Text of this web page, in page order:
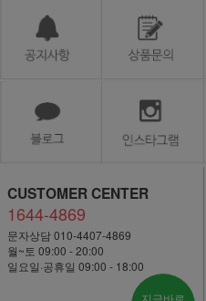
CUSTOMER CENTER
1644-4869
문자상담 010-4407-4869
월~토 09:00 - 20:00
일요일·공휴일 09:00 - 18:00
지금바로